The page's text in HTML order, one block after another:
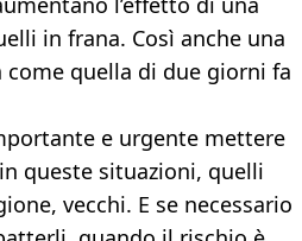
in frana. Così anche una
quella di due giorni fa
e urgente mettere
queste situazioni, quelli
vecchi. E se necessario